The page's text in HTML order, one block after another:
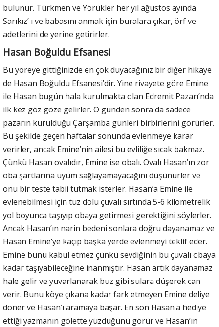
bulunur. Türkmen ve Yörükler her yıl ağustos ayında
Sarıkız’ ı ve babasını anmak için buralara çıkar, örf ve
adetlerini de yerine getirirler.
Hasan Boğuldu Efsanesi
Bu yöreye gittiğinizde en çok duyacağınız bir diğer hikaye
de Hasan Boğuldu Efsanesi’dir. Yine rivayete göre Emine
ile Hasan bugün hala kurulmakta olan Edremit Pazarı’nda
ilk kez göz göze gelirler. O günden sonra da sadece
pazarın kurulduğu Çarşamba günleri birbirlerini görürler.
Bu şekilde geçen haftalar sonunda evlenmeye karar
verirler, ancak Emine’nin ailesi bu evliliğe sıcak bakmaz.
Çünkü Hasan ovalıdır, Emine ise obalı. Ovalı Hasan’ın zor
oba şartlarına uyum sağlayamayacağını düşünürler ve
onu bir teste tabii tutmak isterler. Hasan’a Emine ile
evlenebilmesi için tuz dolu çuvalı sırtında 5-6 kilometrelik
yol boyunca taşıyıp obaya getirmesi gerektiğini söylerler.
Ancak Hasan’ın narin bedeni sonlara doğru dayanamaz ve
Hasan Emine’ye kaçıp başka yerde evlenmeyi teklif eder.
Emine bunu kabul etmez çünkü sevdiğinin bu çuvalı obaya
kadar taşıyabileceğine inanmıştır. Hasan artık dayanamaz
hale gelir ve yuvarlanarak buz gibi sulara düşerek can
verir. Bunu köye çıkana kadar fark etmeyen Emine deliye
döner ve Hasan’ı aramaya başar. En son Hasan’a hediye
ettiği yazmanın gölette yüzdüğünü görür ve Hasan’ın